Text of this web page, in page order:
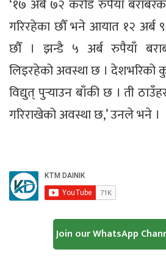
‘१७ अर्ब ७२ करोड रुपैयाँ
गरिरहेका छौँ भने आयात १२ अर्ब
छौँ । झन्डै ५ अर्ब रुपैयाँ
लिइरहेको अवस्था छ । देशभरिको
विद्युत् पुर्‍याउन बाँकी छ । ती
गरिराखेको अवस्था छ,’ उनले भने ।
Join our WhatsApp